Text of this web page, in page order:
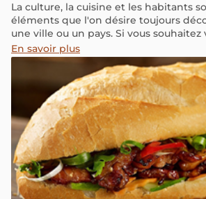
La culture, la cuisine et les habitants
éléments que l'on désire toujours
une ville ou un pays. Si vous
l'expérience d'un Hanoien, ne
Quartier de Hanoi. Le Vieux Quartier
également connu sous le nom non
rues et corporations", est une zone
cœur de Hanoi.
En savoir plus